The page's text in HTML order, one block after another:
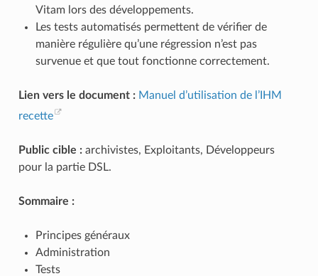
Vitam lors des développements.
Les tests automatisés permettent de vérifier de
manière régulière qu’une régression n’est pas
survenue et que tout fonctionne correctement.
Lien vers le document : Manuel d’utilisation de l’IHM
recette
Public cible :archivistes, Exploitants, Développeurs
pour la partie DSL.
Sommaire :
Principes généraux
Administration
Tests